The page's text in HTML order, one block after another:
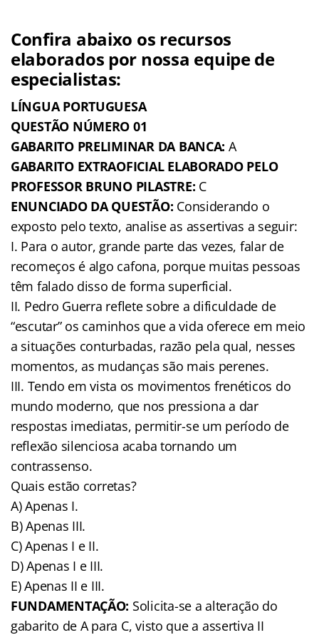
Confira abaixo os recursos
elaborados por nossa equipe de
especialistas:
LÍNGUA PORTUGUESA
QUESTÃO NÚMERO 01
GABARITO PRELIMINAR DA BANCA: A
GABARITO EXTRAOFICIAL ELABORADO PELO
PROFESSOR BRUNO PILASTRE: C
ENUNCIADO DA QUESTÃO: Considerando o
exposto pelo texto, analise as assertivas a seguir:
I. Para o autor, grande parte das vezes, falar de
recomeços é algo cafona, porque muitas pessoas
têm falado disso de forma superficial.
II. Pedro Guerra reflete sobre a dificuldade de
“escutar” os caminhos que a vida oferece em meio
a situações conturbadas, razão pela qual, nesses
momentos, as mudanças são mais perenes.
III. Tendo em vista os movimentos frenéticos do
mundo moderno, que nos pressiona a dar
respostas imediatas, permitir-se um período de
reflexão silenciosa acaba tornando um
contrassenso.
Quais estão corretas?
A) Apenas I.
B) Apenas III.
C) Apenas I e II.
D) Apenas I e III.
E) Apenas II e III.
FUNDAMENTAÇÃO: Solicita-se a alteração do
gabarito de A para C, visto que a assertiva II